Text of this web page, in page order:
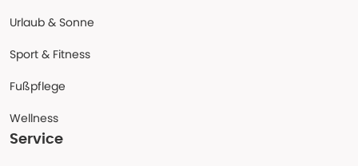
Urlaub & Sonne
Sport & Fitness
Fußpflege
Wellness
Service